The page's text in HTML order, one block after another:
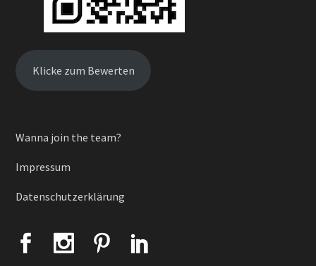
Klicke zum Bewerten
Wanna join the team?
Impressum
Datenschutzerklärung